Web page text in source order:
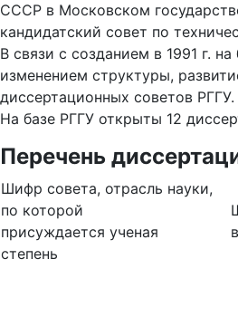
СССР в Московском
кандидатский совет по
В связи с созданием в 1991 г.
изменением структуры,
диссертационных советов РГГУ.
На базе РГГУ открыты 12
Перечень
Шифр совета, отрасль науки,
по которой
присуждается ученая
степень